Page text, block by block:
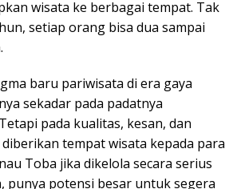
wisata ke berbagai tempat. Tak
setiap orang bisa dua sampai
baru pariwisata di era gaya
sekadar pada padatnya
pada kualitas, kesan, dan
tempat wisata kepada para
Toba jika dikelola secara serius
punya potensi besar untuk segera